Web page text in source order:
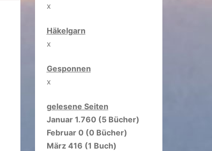
x
Häkelgarn
x
Gesponnen
x
gelesene Seiten
Januar 1.760 (5 Bücher)
Februar 0 (0 Bücher)
März 416 (1 Buch)